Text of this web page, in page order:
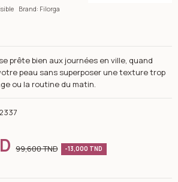
Brand: Filorga
prête bien aux journées en ville, quand
peau sans superposer une texture trop
ou la routine du matin.
99,600 TND -13,000 TND